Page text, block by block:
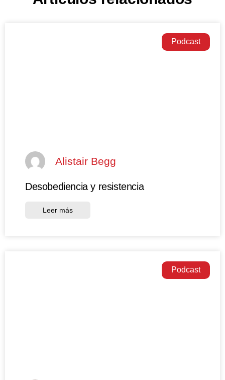
Podcast
Alistair Begg
Desobediencia y resistencia
Leer más
Podcast